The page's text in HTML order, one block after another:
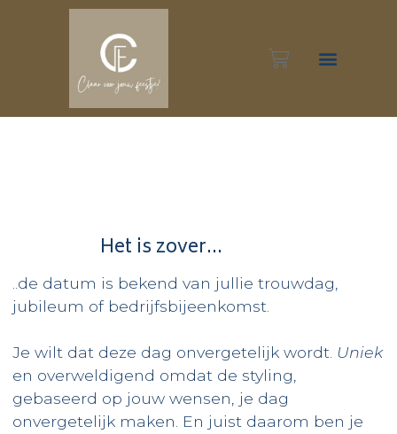
Het is zover...
..de datum is bekend van jullie trouwdag,
jubileum of bedrijfsbijeenkomst.
Je wilt dat deze dag onvergetelijk wordt. Uniek
en overweldigend omdat de styling,
gebaseerd op jouw wensen, je dag
onvergetelijk maken. En juist daarom ben je